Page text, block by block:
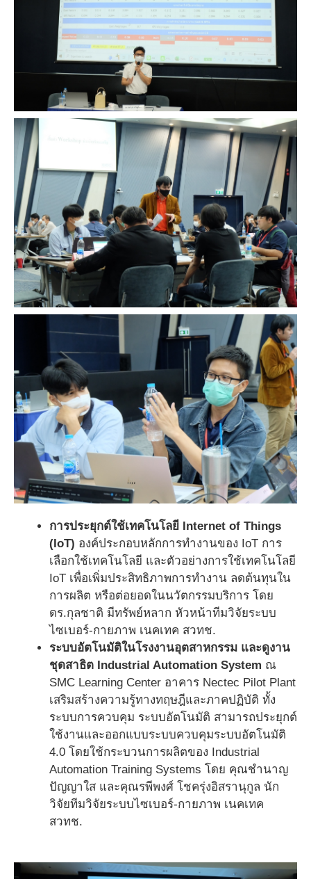
การประยุกต์ใช้เทคโนโลยี Internet of Things
(IoT) องค์ประกอบหลักการทำงานของ IoT การ
เลือกใช้เทคโนโลยี และตัวอย่างการใช้เทคโนโลยี
IoT เพื่อเพิ่มประสิทธิภาพการทำงาน ลดต้นทุนใน
การผลิต หรือต่อยอดในนวัตกรรมบริการ โดย
ดร.กุลชาติ มีทรัพย์หลาก หัวหน้าทีมวิจัยระบบ
ไซเบอร์-กายภาพ เนคเทค สวทช.
ระบบอัตโนมัติในโรงงานอุตสาหกรรม และดูงาน
ชุดสาธิต Industrial Automation System ณ
SMC Learning Center อาคาร Nectec Pilot Plant
เสริมสร้างความรู้ทางทฤษฎีและภาคปฏิบัติ ทั้ง
ระบบการควบคุม ระบบอัตโนมัติ สามารถประยุกต์
ใช้งานและออกแบบระบบควบคุมระบบอัตโนมัติ
4.0 โดยใช้กระบวนการผลิตของ Industrial
Automation Training Systems โดย คุณชำนาญ
ปัญญาใส และคุณรพีพงศ์ โชครุ่งอิสรานุกูล นัก
วิจัยทีมวิจัยระบบไซเบอร์-กายภาพ เนคเทค
สวทช.